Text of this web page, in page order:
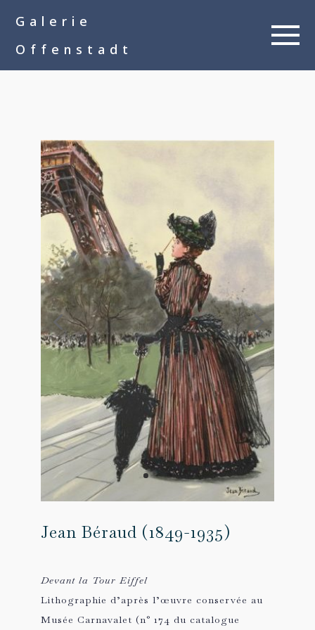
verification=__Kkl892DwMQgMkXsVxXcP8FPkKDh32a1qj3vnYFWbQ
Galerie
Offenstadt
Jean Béraud (1849-1935)
Devant la Tour Eiffel
Lithographie d’après l’œuvre conservée au
Musée Carnavalet (n° 174 du catalogue